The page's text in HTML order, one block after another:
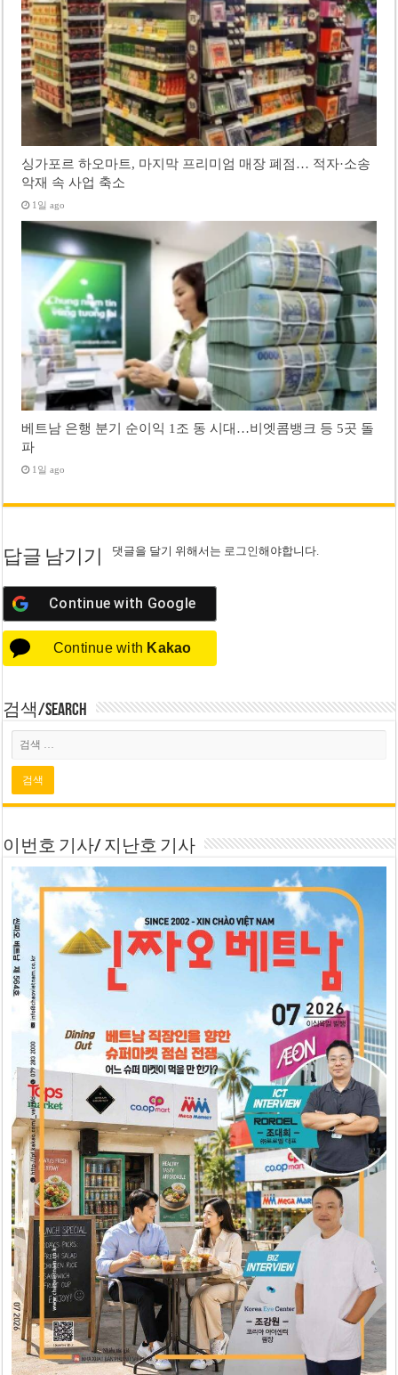
싱가포르 하오마트, 마지막 프리미엄 매장 폐점… 적자·소송
악재 속 사업 축소
1일 ago
베트남 은행 분기 순이익 1조 동 시대…비엣콤뱅크 등 5곳 돌
파
1일 ago
답글 남기기 댓글을 달기 위해서는 로그인해야합니다.
Continue with Google
Continue with Kakao
검색/Search
이번호 기사/ 지난호 기사